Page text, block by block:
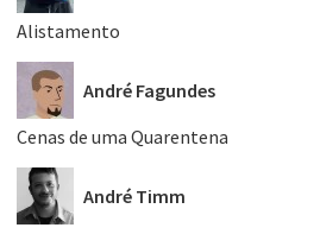
Alistamento
André Fagundes
Cenas de uma Quarentena
André Timm